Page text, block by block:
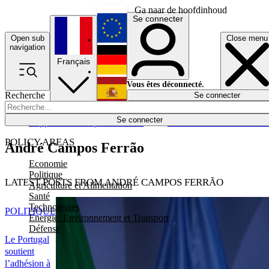
Ga naar de hoofdinhoud
Open sub
navigation
Close menu
Recherche
Se connecter
POLICY AREAS
Economie
Politique
Agriculture et Alimentation
Santé
Technologies
Energie, Environnement et Transport
Défense
Économie
Français
English
Deutsch
Español
Se connecter
Vous êtes déconnecté.
Se connecter
André Campos Ferrão
LATEST POSTS FROM ANDRÉ CAMPOS FERRÃO
Le Portugal
soutient
l’adhésion à
POLITIQUE